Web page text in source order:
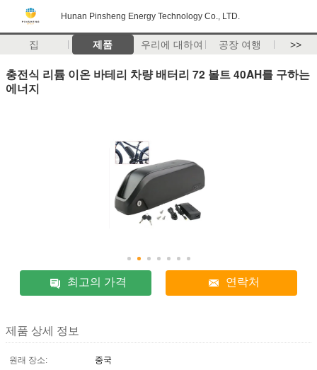
Hunan Pinsheng Energy Technology Co., LTD.
집 제품 우리에 대하여 공장 여행 >>
충전식 리튬 이온 바테리 차량 배터리 72 볼트 40AH를 구하는
에너지
최고의 가격 연락처
제품 상세 정보
원래 장소:
중국